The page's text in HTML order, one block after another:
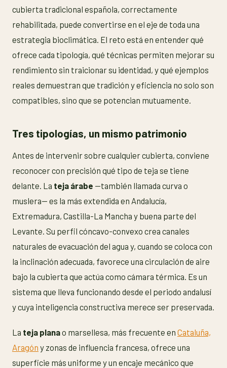
cubierta tradicional española, correctamente
rehabilitada, puede convertirse en el eje de toda una
estrategia bioclimática. El reto está en entender qué
ofrece cada tipología, qué técnicas permiten mejorar su
rendimiento sin traicionar su identidad, y qué ejemplos
reales demuestran que tradición y eficiencia no solo son
compatibles, sino que se potencian mutuamente.
Tres tipologías, un mismo patrimonio
Antes de intervenir sobre cualquier cubierta, conviene
reconocer con precisión qué tipo de teja se tiene
delante. La teja árabe —también llamada curva o
muslera— es la más extendida en Andalucía,
Extremadura, Castilla-La Mancha y buena parte del
Levante. Su perfil cóncavo-convexo crea canales
naturales de evacuación del agua y, cuando se coloca con
la inclinación adecuada, favorece una circulación de aire
bajo la cubierta que actúa como cámara térmica. Es un
sistema que lleva funcionando desde el periodo andalusí
y cuya inteligencia constructiva merece ser preservada.
La teja planao marsellesa, más frecuente en Cataluña,
Aragón y zonas de influencia francesa, ofrece una
superficie más uniforme y un encaje mecánico que